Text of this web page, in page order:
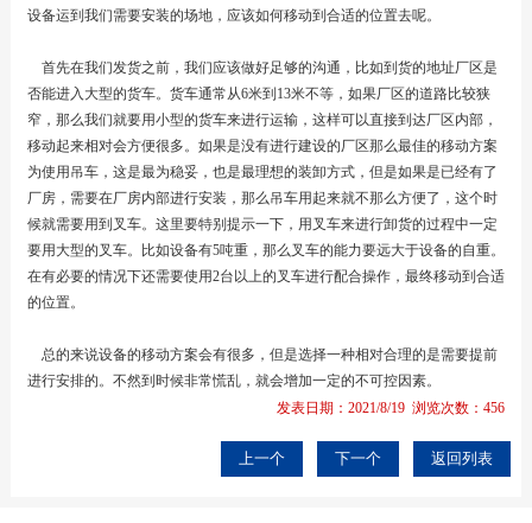
设备运到我们需要安装的场地，应该如何移动到合适的位置去呢。
首先在我们发货之前，我们应该做好足够的沟通，比如到货的地址厂区是
否能进入大型的货车。货车通常从6米到13米不等，如果厂区的道路比较狭
窄，那么我们就要用小型的货车来进行运输，这样可以直接到达厂区内部，
移动起来相对会方便很多。如果是没有进行建设的厂区那么最佳的移动方案
为使用吊车，这是最为稳妥，也是最理想的装卸方式，但是如果是已经有了
厂房，需要在厂房内部进行安装，那么吊车用起来就不那么方便了，这个时
候就需要用到叉车。这里要特别提示一下，用叉车来进行卸货的过程中一定
要用大型的叉车。比如设备有5吨重，那么叉车的能力要远大于设备的自重。
在有必要的情况下还需要使用2台以上的叉车进行配合操作，最终移动到合适
的位置。
总的来说设备的移动方案会有很多，但是选择一种相对合理的是需要提前
进行安排的。不然到时候非常慌乱，就会增加一定的不可控因素。
发表日期：2021/8/19 浏览次数：456
上一个 下一个 返回列表